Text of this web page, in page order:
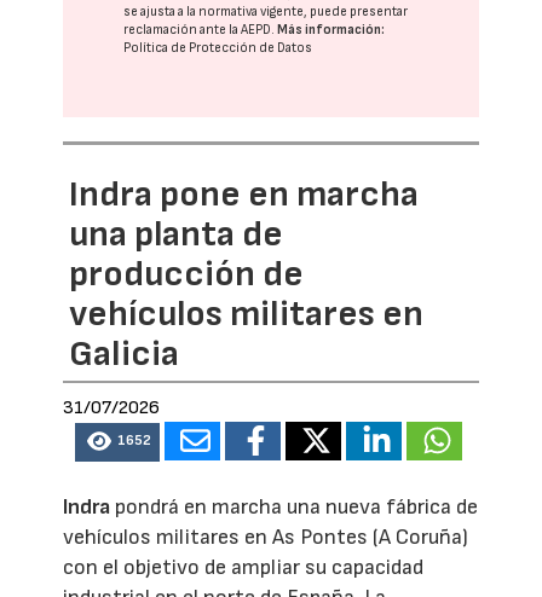
se ajusta a la normativa vigente, puede presentar
reclamación ante laAEPD. Más información:
Política de Protección de Datos
Indra pone en marcha
una planta de
producción de
vehículos militares en
Galicia
31/07/2026
1652
Indra pondrá en marcha una nueva fábrica de
vehículos militares en As Pontes (A Coruña)
con el objetivo de ampliar su capacidad